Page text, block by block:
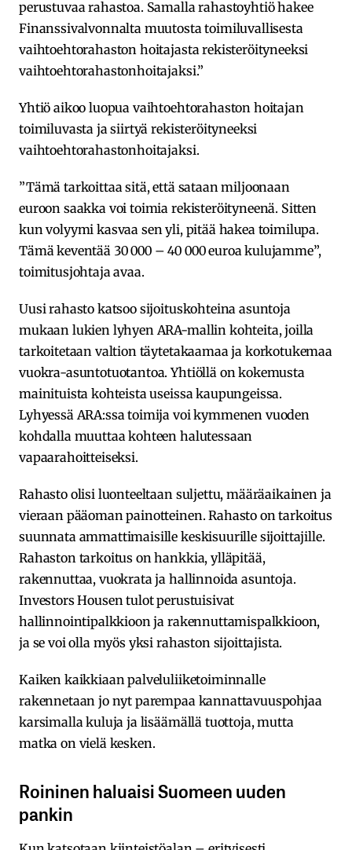
perustuvaa rahastoa. Samalla rahastoyhtiö hakee
Finanssivalvonnalta muutosta toimiluvallisesta
vaihtoehtorahaston hoitajasta rekisteröityneeksi
vaihtoehtorahastonhoitajaksi.”
Yhtiö aikoo luopua vaihtoehtorahaston hoitajan
toimiluvasta ja siirtyä rekisteröityneeksi
vaihtoehtorahastonhoitajaksi.
”Tämä tarkoittaa sitä, että sataan miljoonaan
euroon saakka voi toimia rekisteröityneenä. Sitten
kun volyymi kasvaa sen yli, pitää hakea toimilupa.
Tämä keventää 30 000 – 40 000 euroa kulujamme”,
toimitusjohtaja avaa.
Uusi rahasto katsoo sijoituskohteina asuntoja
mukaan lukien lyhyen ARA-mallin kohteita, joilla
tarkoitetaan valtion täytetakaamaa ja korkotukemaa
vuokra-asuntotuotantoa. Yhtiöllä on kokemusta
mainituista kohteista useissa kaupungeissa.
Lyhyessä ARA:ssa toimija voi kymmenen vuoden
kohdalla muuttaa kohteen halutessaan
vapaarahoitteiseksi.
Rahasto olisi luonteeltaan suljettu, määräaikainen ja
vieraan pääoman painotteinen. Rahasto on tarkoitus
suunnata ammattimaisille keskisuurille sijoittajille.
Rahaston tarkoitus on hankkia, ylläpitää,
rakennuttaa, vuokrata ja hallinnoida asuntoja.
Investors Housen tulot perustuisivat
hallinnointipalkkioon ja rakennuttamispalkkioon,
ja se voi olla myös yksi rahaston sijoittajista.
Kaiken kaikkiaan palveluliiketoiminnalle
rakennetaan jo nyt parempaa kannattavuuspohjaa
karsimalla kuluja ja lisäämällä tuottoja, mutta
matka on vielä kesken.
Roininen haluaisi Suomeen uuden
pankin